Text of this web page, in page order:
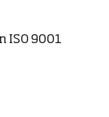
ISO 9001